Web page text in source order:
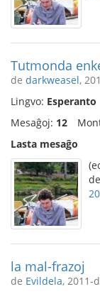
Tutmonda
de darkweasel,
Lingvo: Esperanto
Mesaĝoj: 12
Lasta mesaĝo
de
la mal-frazoj
de Evildela, 2011-